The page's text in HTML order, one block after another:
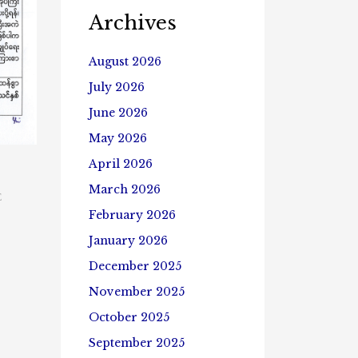
Archives
August 2026
July 2026
June 2026
May 2026
April 2026
March 2026
February 2026
January 2026
December 2025
November 2025
October 2025
September 2025